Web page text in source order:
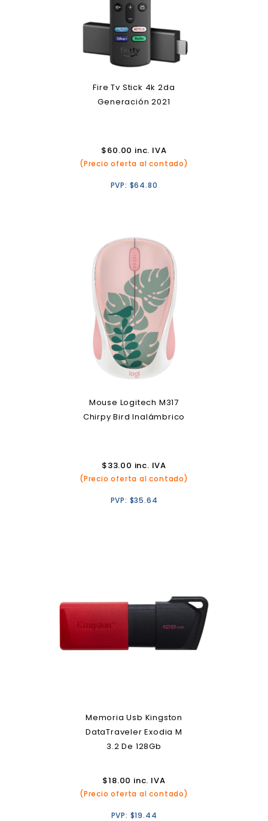
Fire Tv Stick 4k 2da
Generación 2021
$60.00 inc. IVA
(Precio oferta al contado)
PVP: $64.80
Mouse Logitech M317
Chirpy Bird Inalámbrico
$33.00 inc. IVA
(Precio oferta al contado)
PVP: $35.64
Memoria Usb Kingston
DataTraveler Exodia M
3.2 De 128Gb
$18.00 inc. IVA
(Precio oferta al contado)
PVP: $19.44